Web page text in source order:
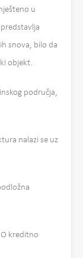
u
snova, bilo da
objekt.
područja,
nalazi se uz
kreditno